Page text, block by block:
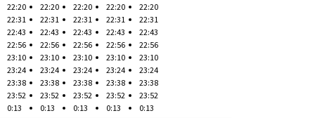
22:20
22:31
22:43
22:56
23:10
23:24
23:38
23:52
0:13
22:20
22:31
22:43
22:56
23:10
23:24
23:38
23:52
0:13
22:20
22:31
22:43
22:56
23:10
23:24
23:38
23:52
0:13
22:20
22:31
22:43
22:56
23:10
23:24
23:38
23:52
0:13
22:20
22:31
22:43
22:56
23:10
23:24
23:38
23:52
0:13